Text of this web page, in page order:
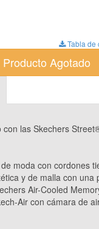
Tabla de
Producto Agotado
con las Skechers
moda con cordones
y de malla con una
Air-Cooled
Air con cámara de